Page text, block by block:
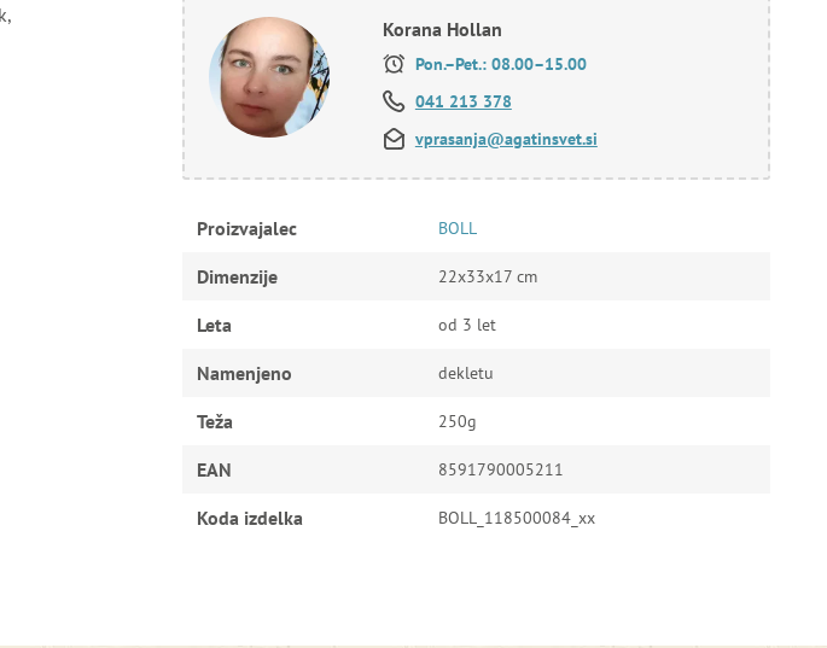
Korana Hollan
Pon.–Pet.: 08.00–15.00
041 213 378
vprasanja@agatinsvet.si
Proizvajalec BOLL
Dimenzije 22x33x17 cm
Leta od 3 let
Namenjeno dekletu
Teža 250g
EAN 8591790005211
Koda izdelka BOLL_118500084_xx